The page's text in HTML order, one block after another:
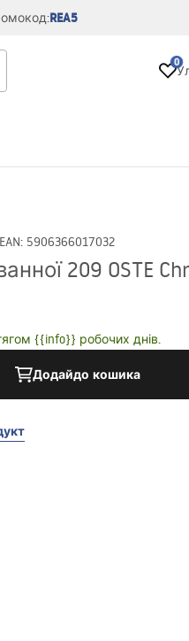
REA5
0
EAN: 5906366017032
209 OSTE
{{info}} робочих днів.
Додайдо кошика